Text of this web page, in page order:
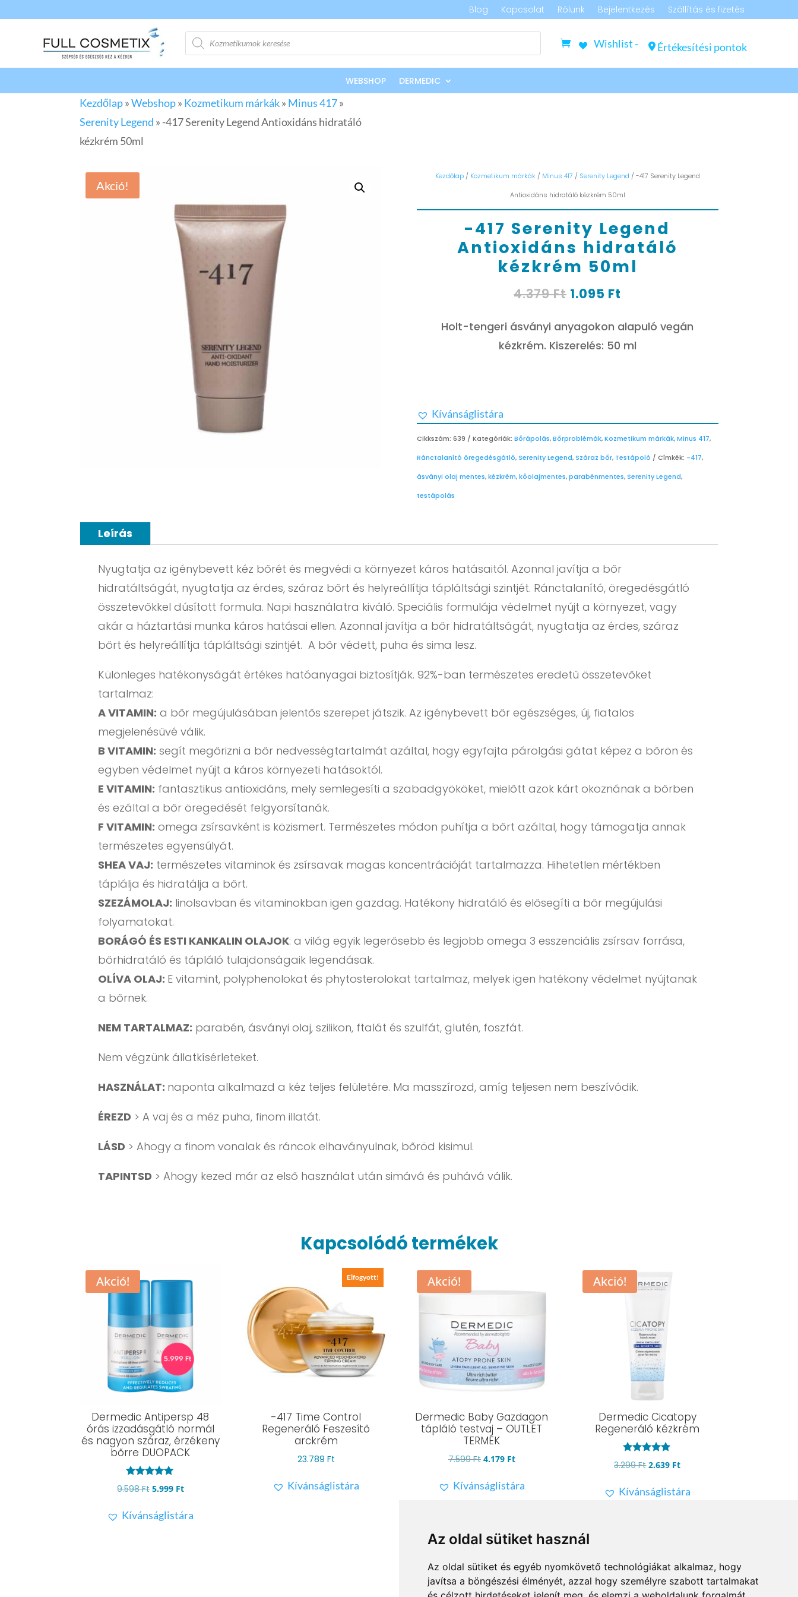
Az oldal sütiket használ
Az oldal sütiket és egyéb nyomkövető technológiákat alkalmaz, hogy
javítsa a böngészési élményét, azzal hogy személyre szabott tartalmakat
Blog Kapcsolat Rólunk Bejelentkezés Szállítás és fizetés
Products
search
Wishlist - Értékesítési pontok
WEBSHOP DERMEDIC
Kezdőlap»Webshop» Kozmetikum márkák» Minus 417»
Serenity Legend » -417 Serenity Legend Antioxidáns hidratáló
kézkrém 50ml
Akció!
Kezdőlap/ Kozmetikum márkák / Minus 417 / Serenity Legend / -417 Serenity Legend
Antioxidáns hidratáló kézkrém 50ml
-417 Serenity Legend
Antioxidáns hidratáló
kézkrém 50ml
4.379Ft Original
was:
4.379 Ft.
1.095 Ft
is:
1.095 Ft.
Holt-tengeri ásványi anyagokon alapuló vegán
kézkrém. Kiszerelés: 50 ml
Kívánságlistára
Cikkszám: 639 Kategóriák: Bőrápolás,Bőrproblémák,Kozmetikum márkák,Minus 417,
Ránctalanító öregedésgátló,Serenity Legend,Száraz bőr, Testápoló Címkék: -417,
ásványi olaj mentes,kézkrém,kőolajmentes,parabénmentes,Serenity Legend,
testápolás
Leírás
Nyugtatja az igénybevett kéz bőrét és megvédi a környezet káros hatásaitól. Azonnal javítja a bőr
hidratáltságát, nyugtatja az érdes, száraz bőrt és helyreállítja tápláltsági szintjét. Ránctalanító, öregedésgátló
összetevőkkel dúsított formula. Napi használatra kiváló. Speciális formulája védelmet nyújt a környezet, vagy
akár a háztartási munka káros hatásai ellen. Azonnal javítja a bőr hidratáltságát, nyugtatja az érdes, száraz
bőrt és helyreállítja tápláltsági szintjét. A bőr védett, puha és sima lesz.
Különleges hatékonyságát értékes hatóanyagai biztosítják. 92%-ban természetes eredetű összetevőket
tartalmaz:
A VITAMIN: a bőr megújulásában jelentős szerepet játszik. Az igénybevett bőr egészséges, új, fiatalos
megjelenésűvé válik.
B VITAMIN: segít megőrizni a bőr nedvességtartalmát azáltal, hogy egyfajta párolgási gátat képez a bőrön és
egyben védelmet nyújt a káros környezeti hatásoktól.
E VITAMIN: fantasztikus antioxidáns, mely semlegesíti a szabadgyököket, mielőtt azok kárt okoznának a bőrben
és ezáltal a bőr öregedését felgyorsítanák.
F VITAMIN: omega zsírsavként is közismert. Természetes módon puhítja a bőrt azáltal, hogy támogatja annak
természetes egyensúlyát.
SHEA VAJ: természetes vitaminok és zsírsavak magas koncentrációját tartalmazza. Hihetetlen mértékben
táplálja és hidratálja a bőrt.
SZEZÁMOLAJ: linolsavban és vitaminokban igen gazdag. Hatékony hidratáló és elősegíti a bőr megújulási
folyamatokat.
BORÁGÓ ÉS ESTI KANKALIN OLAJOK: a világ egyik legerősebb és legjobb omega 3 esszenciális zsírsav forrása,
bőrhidratáló és tápláló tulajdonságaik legendásak.
OLÍVA OLAJ: E vitamint, polyphenolokat és phytosterolokat tartalmaz, melyek igen hatékony védelmet nyújtanak
a bőrnek.
NEM TARTALMAZ: parabén, ásványi olaj, szilikon, ftalát és szulfát, glutén, foszfát.
Nem végzünk állatkísérleteket.
HASZNÁLAT: naponta alkalmazd a kéz teljes felületére. Ma masszírozd, amíg teljesen nem beszívódik.
ÉREZD > A vaj és a méz puha, finom illatát.
LÁSD > Ahogy a finom vonalak és ráncok elhaványulnak, bőröd kisimul.
TAPINTSD > Ahogy kezed már az első használat után simává és puhává válik.
Kapcsolódó termékek
Akció!
Dermedic Antipersp 48
órás izzadásgátló normál
és nagyon száraz, érzékeny
bőrre DUOPACK
Értékelés:
5.00
9.598Ft Original
was:
5.999 FtCurrent
is:
Kívánságlistára
Elfogyott!
-417 Time Control
Regeneráló Feszesítő
arckrém
23.789 Ft
Kívánságlistára
Akció!
Dermedic Baby Gazdagon
tápláló testvaj – OUTLET
TERMÉK
7.599Ft Original
was:
4.179 FtCurrent
is:
Kívánságlistára
Akció!
Dermedic Cicatopy
Regeneráló kézkrém
Értékelés:
4.95
3.299FtOriginal
was:
2.639 FtCurrent
is:
Kívánságlistára